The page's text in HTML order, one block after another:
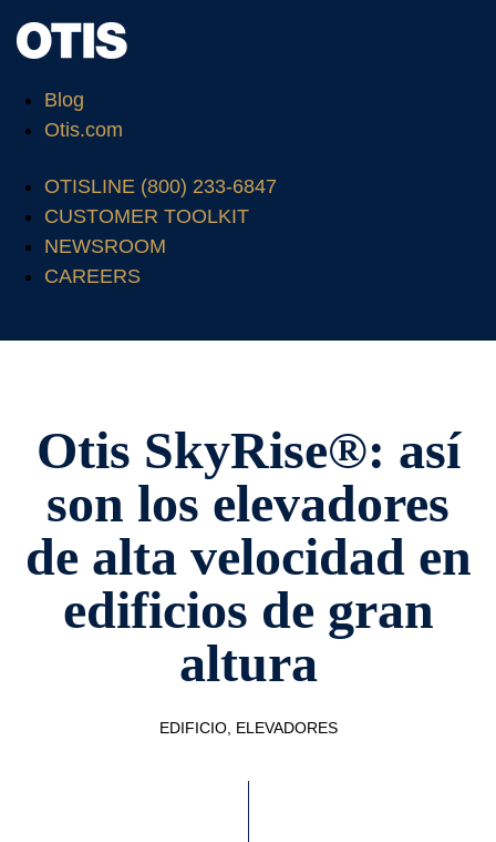
Blog
Otis.com
OTISLINE (800) 233-6847
CUSTOMER TOOLKIT
NEWSROOM
CAREERS
Otis SkyRise®: así
son los elevadores
de alta velocidad en
edificios de gran
altura
EDIFICIO, ELEVADORES